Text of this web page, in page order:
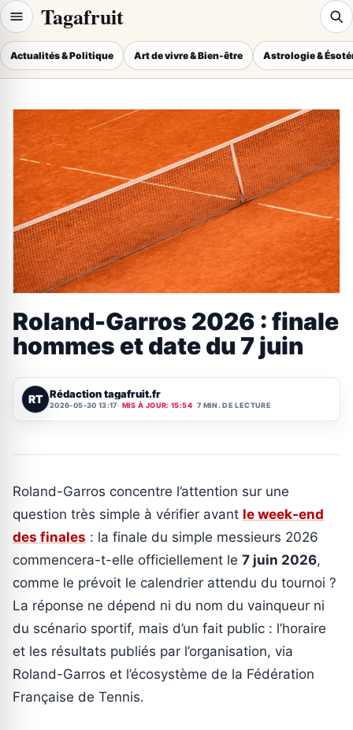
Tagafruit
Actualités & Politique Art de vivre & Bien-être Astrologie &
Roland-Garros 2026 : finale
hommes et date du 7 juin
RT Rédaction tagafruit.fr
2026-05-30 13:17 MIS À JOUR: 15:54 7 MIN. DE LECTURE
Roland-Garros concentre l’attention sur une
question très simple à vérifier avant le week-end
des finales : la finale du simple messieurs 2026
commencera-t-elle officiellement le 7 juin 2026,
comme le prévoit le calendrier attendu du tournoi ?
La réponse ne dépend ni du nom du vainqueur ni
du scénario sportif, mais d’un fait public : l’horaire
et les résultats publiés par l’organisation, via
Roland-Garros et l’écosystème de la Fédération
Française de Tennis.